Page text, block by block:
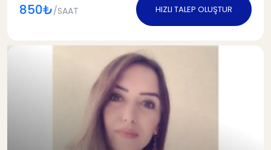
850₺/SAAT HIZLI TALEP OLUŞTUR